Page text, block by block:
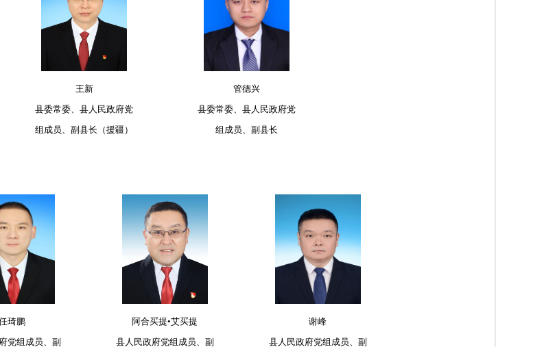
王新
县委常委、县人民政府党
组成员、副县长（援疆）
管德兴
县委常委、县人民政府党
组成员、副县长
琦鹏
党组成员、副
阿合买提•艾买提
县人民政府党组成员、副
谢峰
县人民政府党组成员、副